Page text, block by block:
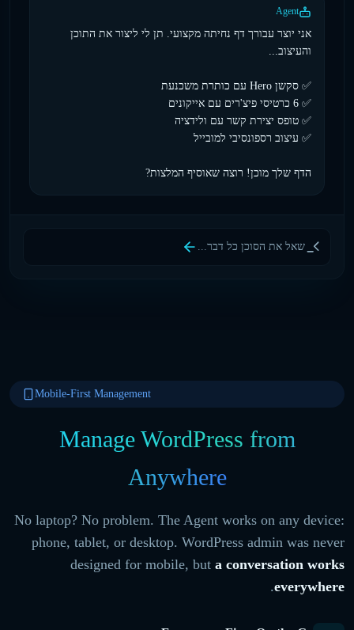
Agent
אני יוצר עבורך דף נחיתה מקצועי. תן לי ליצור את התוכן
הדף שלך מוכן! רוצה שאוסיף המלצות?
שאל את הסוכן כל דבר...
Mobile-First Management
Manage WordPress from
Anywhere
No laptop? No problem. The Agent works on any device:
phone, tablet, or desktop. WordPress admin was never
designed for mobile, but a conversation works
everywhere
.